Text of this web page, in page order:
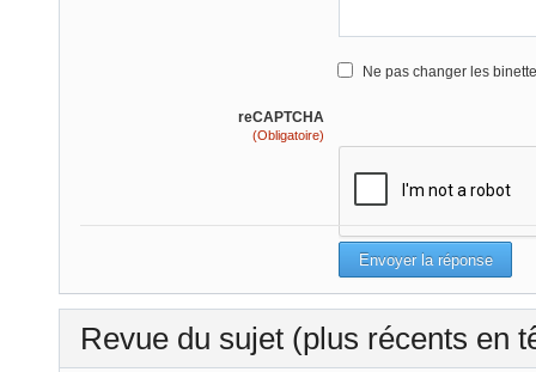
Ne pas changer les
reCAPTCHA
(Obligatoire)
Revue du sujet (plus récents en